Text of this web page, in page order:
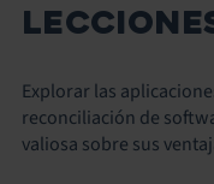
Explorar las
reconciliación de
valiosa sobre sus